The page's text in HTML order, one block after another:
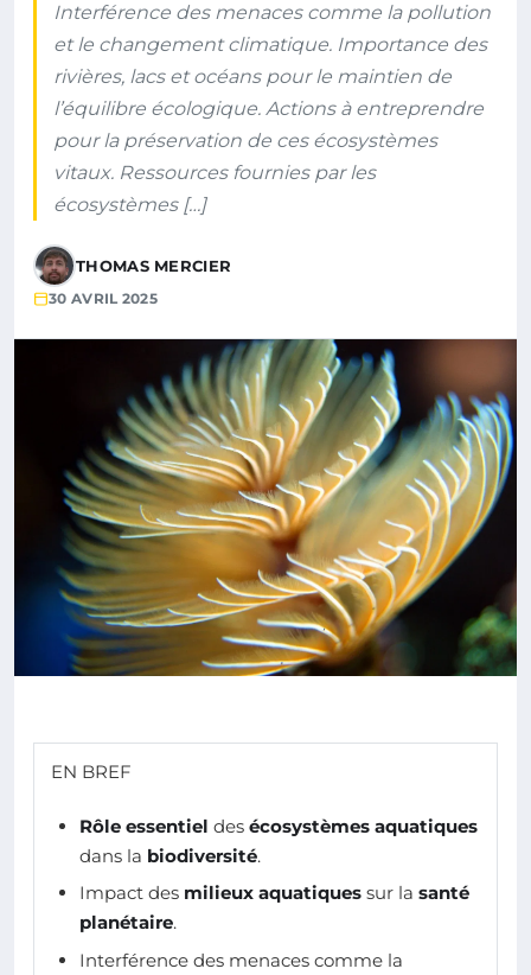
Interférence des menaces comme la pollution
et le changement climatique. Importance des
rivières, lacs et océans pour le maintien de
l’équilibre écologique. Actions à entreprendre
pour la préservation de ces écosystèmes
vitaux. Ressources fournies par les
écosystèmes […]
THOMAS MERCIER
30 AVRIL 2025
EN BREF
Rôle essentiel des écosystèmes aquatiques
dans la biodiversité.
Impact des milieux aquatiques sur la santé
planétaire.
Interférence des menaces comme la